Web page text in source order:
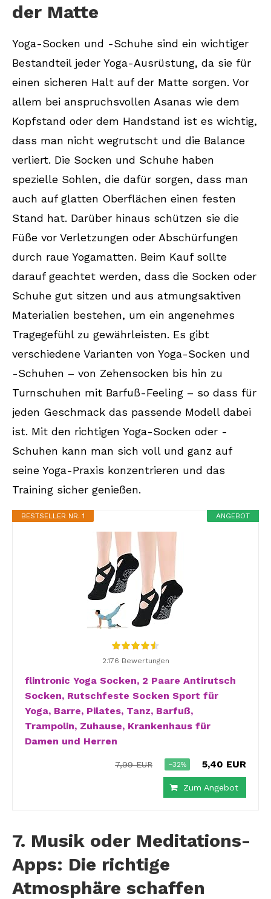
der Matte
Yoga-Socken und -Schuhe sind ein wichtiger
Bestandteil jeder Yoga-Ausrüstung, da sie für
einen sicheren Halt auf der Matte sorgen. Vor
allem bei anspruchsvollen Asanas wie dem
Kopfstand oder dem Handstand ist es wichtig,
dass man nicht wegrutscht und die Balance
verliert. Die Socken und Schuhe haben
spezielle Sohlen, die dafür sorgen, dass man
auch auf glatten Oberflächen einen festen
Stand hat. Darüber hinaus schützen sie die
Füße vor Verletzungen oder Abschürfungen
durch raue Yogamatten. Beim Kauf sollte
darauf geachtet werden, dass die Socken oder
Schuhe gut sitzen und aus atmungsaktiven
Materialien bestehen, um ein angenehmes
Tragegefühl zu gewährleisten. Es gibt
verschiedene Varianten von Yoga-Socken und
-Schuhen – von Zehensocken bis hin zu
Turnschuhen mit Barfuß-Feeling – so dass für
jeden Geschmack das passende Modell dabei
ist. Mit den richtigen Yoga-Socken oder -
Schuhen kann man sich voll und ganz auf
seine Yoga-Praxis konzentrieren und das
Training sicher genießen.
ANGEBOT
BESTSELLER NR. 1
2.176 Bewertungen
flintronic Yoga Socken, 2 Paare Antirutsch
Socken, Rutschfeste Socken Sport für
Yoga, Barre, Pilates, Tanz, Barfuß,
Trampolin, Zuhause, Krankenhaus für
Damen und Herren
7,99 EUR −32% 5,40 EUR
Zum Angebot
7. Musik oder Meditations-
Apps: Die richtige
Atmosphäre schaffen